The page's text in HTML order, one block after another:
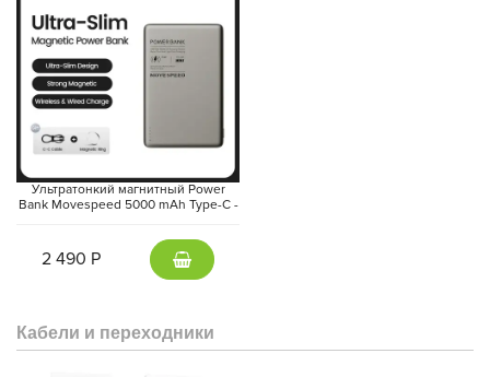
Ультратонкий магнитный Power
Bank Movespeed 5000 mAh Type-C -
2 490 Р
Кабели и переходники